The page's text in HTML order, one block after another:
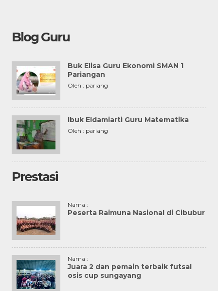
Blog Guru
Buk Elisa Guru Ekonomi SMAN 1
Pariangan
Oleh : pariang
Ibuk Eldamiarti Guru Matematika
Oleh : pariang
Prestasi
Nama :
Peserta Raimuna Nasional di Cibubur
Nama :
Juara 2 dan pemain terbaik futsal
osis cup sungayang